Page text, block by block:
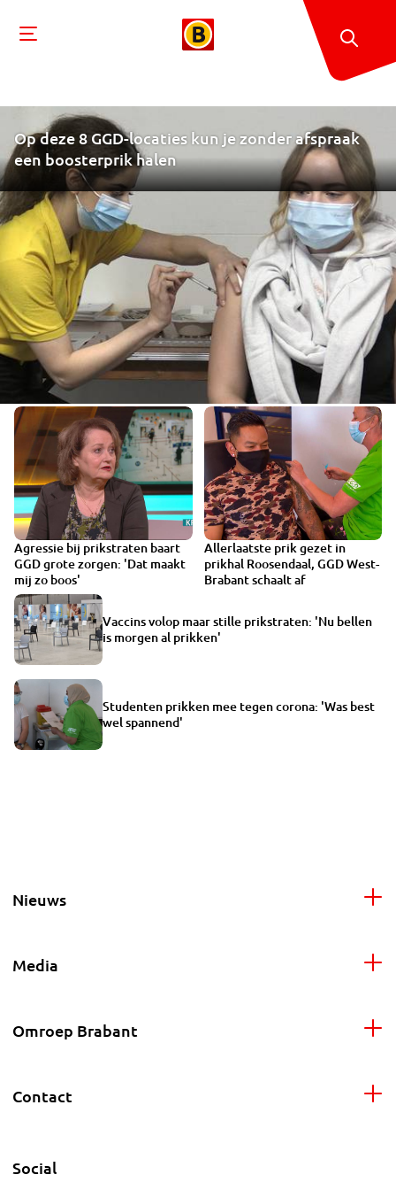
Op deze 8 GGD-locaties kun je zonder afspraak
een boosterprik halen
Agressie bij prikstraten baart
GGD grote zorgen: 'Dat maakt
mij zo boos'
VIDEO
Allerlaatste prik gezet in
prikhal Roosendaal, GGD West-
Brabant schaalt af
1:07
Vaccins volop maar stille prikstraten: 'Nu bellen
is morgen al prikken'
Studenten prikken mee tegen corona: 'Was best
wel spannend'
Nieuws
Media
Omroep Brabant
Contact
Social